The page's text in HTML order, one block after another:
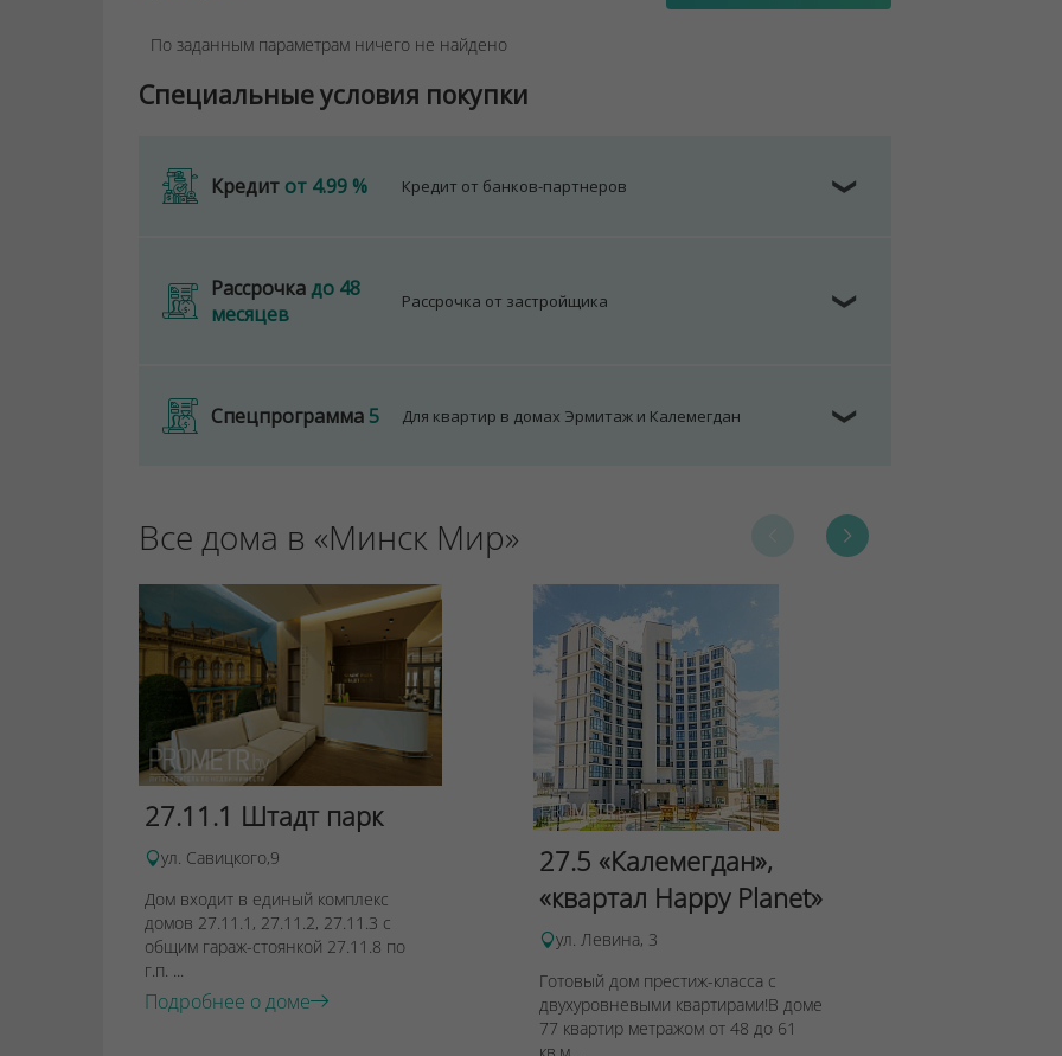
По заданным параметрам ничего не найдено
Специальные условия покупки
Кредит от 4.99 % Кредит от банков-партнеров ❯
Рассрочкадо 48
месяцев
Рассрочка от застройщика ❯
Спецпрограмма5 Для квартир в домах Эрмитаж и Калемегдан ❯
Все дома в «Минск Мир»
27.11.1 Штадт парк
ул. Савицкого,9
Дом входит в единый комплекс
домов 27.11.1, 27.11.2, 27.11.3 с
общим гараж-стоянкой 27.11.8 по
г.п. ...
Подробнее о доме
27.5 «Калемегдан»,
«квартал Happy Planet»
ул. Левина, 3
Готовый дом престиж-класса с
двухуровневыми квартирами!В доме
77 квартир метражом от 48 до 61